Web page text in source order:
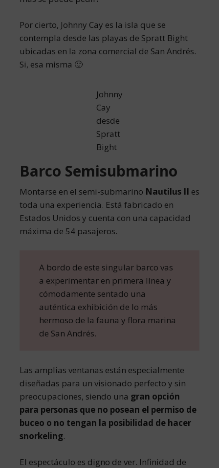
Por cierto, Johnny Cay es la isla que se
contempla desde las playas de Spratt Bight
ubicadas en la zona comercial de San Andrés.
Si, esa misma 🙂
Johnny
Cay
desde
Spratt
Bight
Barco Semisubmarino
Montarse en el semi-submarino Nautilus II es
toda una experiencia. Está fabricado en
Estados Unidos y cuenta con una capacidad
máxima de 54 pasajeros.
A bordo de este singular barco vas
a experimentar en primera línea y
cómodamente sentado una
auténtica exhibición de lo más
hermoso de la fauna y flora marina
de San Andrés.
Las amplias ventanas están especialmente
diseñadas para un visionado perfecto y sin
preocupaciones, siendo una gran opción
para personas que no posean el permiso de
buceo o no tengan la posibilidad de hacer
snorkeling.
El espectáculo es digno de ver. Infinidad de